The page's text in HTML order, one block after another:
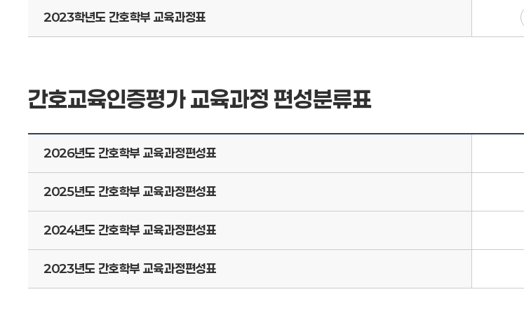
2023학년도 간호학부 교육과정표
간호교육인증평가 교육과정 편성분류표
2026년도 간호학부 교육과정편성표
2025년도 간호학부 교육과정편성표
2024년도 간호학부 교육과정편성표
2023년도 간호학부 교육과정편성표